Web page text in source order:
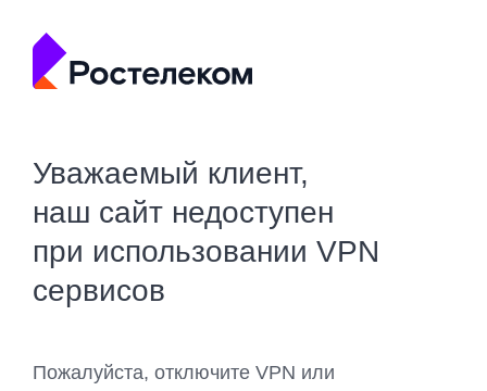
Уважаемый клиент,
наш сайт недоступен
при использовании VPN
сервисов
Пожалуйста, отключите VPN или